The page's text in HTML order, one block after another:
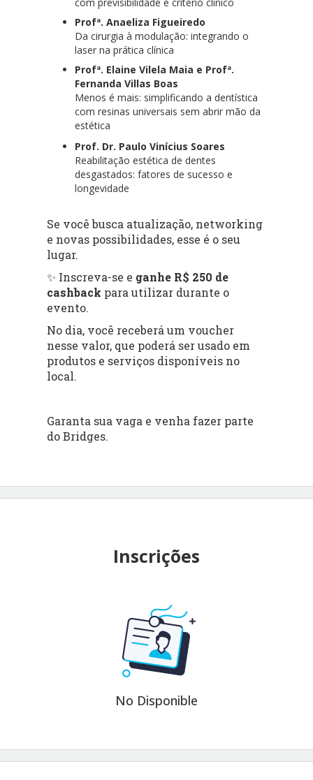
Profª. Anaeliza Figueiredo
Da cirurgia à modulação: integrando o
laser na prática clínica
Profª. Elaine Vilela Maia e Profª.
Fernanda Villas Boas
Menos é mais: simplificando a dentística
com resinas universais sem abrir mão da
estética
Prof. Dr. Paulo Vinícius Soares
Reabilitação estética de dentes
desgastados: fatores de sucesso e
longevidade
Se você busca atualização, networking
e novas possibilidades, esse é o seu
lugar.
✨ Inscreva-se e ganhe R$ 250 de
cashback para utilizar durante o
evento.
No dia, você receberá um voucher
nesse valor, que poderá ser usado em
produtos e serviços disponíveis no
local.
Garanta sua vaga e venha fazer parte
do Bridges.
Inscrições
No Disponible